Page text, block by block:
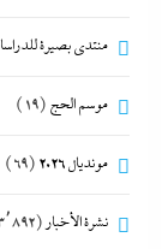
منتدى بصيرة
موسم الحج (19)
مونديال 2026 (69)
نشرة الأخبار (3٬892)